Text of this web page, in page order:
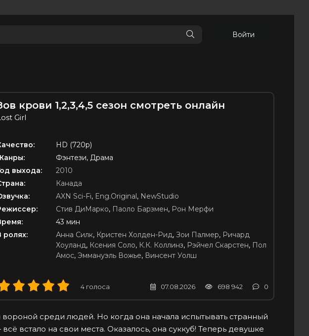
Войти
крови 1,2,3,4,5 сезон смотреть онлайн
Girl
HD (720p)
Фэнтези, Драма
выхода:
2010
Канада
AXN Sci-Fi, Eng.Original, NewStudio
Стив ДиМарко, Паоло Барзмен, Рон Мерфи
43 мин
ролях:
Анна Силк, Кристен Холден-Рид, Зои Палмер, Ричард
Хоуланд, Ксения Соло, К.К. Коллинз, Рэйчел Скарстен, Пол
Амос, Эммануэль Вожье, Винсент Уолш
4 голоса 07.08.2026 698 942 0
среди людей. Но когда она начала испытывать странный
встало на свои места. Оказалось, она суккуб! Теперь девушке